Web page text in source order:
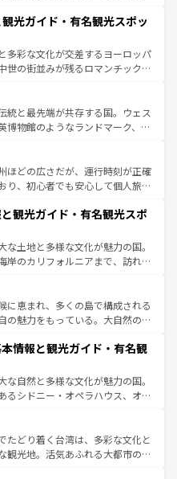
や気候が異なるスペインはその個
ほしい。
ている。華麗な宮殿、歴史的な大
して豊かな自然が、訪れる者を心
ランスは美食の国としても知ら
スコ無形文化遺産にも登録されて
、多彩な楽しみ方が可能だ。さ
も魅力が溢れており、どの街角に
づいている。パリ以外の個性あふ
光ガイド・有名観光スポッ
多彩な文化が交差するヨーロッパ
世の街並みが残るロマンチック街
を歩いても飽きることがない。ベ
イエルン州のアルプスの絶景、そ
ン畑といった風景は必見。ビール
てほしい。 なお、新着の
一覧を参照してほしい。
統と最先端が共存する国。ウェス
博物館のようなランドマーク、歴
ある。また、優雅なアフタヌーン
たまらない英国パブ、サッカー観
できる体験も豊富。イギリスを旅
い。
ほどの広さだが、運行時刻が正確
り、初心者でも安心して個人旅行
や、スイスならではのユニークな
観光だけでなく町歩きも満喫する
得が高いため物価も高いが、旅行
サービスもあり、うまく活用すれ
観光ガイド・有名観光スポ
な土地と多様な文化が魅力の国。
岸のカリフォルニアまで、訪れる
、ショッピング、エンターテイ
的なスポットだ。一方、アメリカ
、グランドキャニオンやイエロー
は、音楽と美食が融合した独特の
リカの各地域で異なる魅力を楽
と豊かな歴史を感じることができ
リップや列車の旅も、アメリカ
に恵まれ、多くの島で構成される
の魅力をもっている。大自然の神
た、定番の観光地といえばオアフ
るならマウイ島やカウアイ島が
リーンに輝く海をはじめ、豊かな
る。「アロハスピリット」と呼ば
フードやハワイアンミュージッ
など、すべてがハワイの魅力を彩
新しい発見と感動が待っているハ
情報と観光ガイド・有名観
な自然と多様な文化が魅力の国。
るシドニー・オペラハウス、オー
そびえるウルル（エアーズロッ
い原生林やケアンズの熱帯雨林な
。また、カフェやワイン、オージ
たどり着く台湾は、多彩な文化と
観光地。活気あふれる大都市の台